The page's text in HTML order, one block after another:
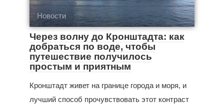
Новости
Через волну до Кронштадта: как
добраться по воде, чтобы
путешествие получилось
простым и приятным
Кронштадт живет на границе города и моря, и
лучший способ прочувствовать этот контраст